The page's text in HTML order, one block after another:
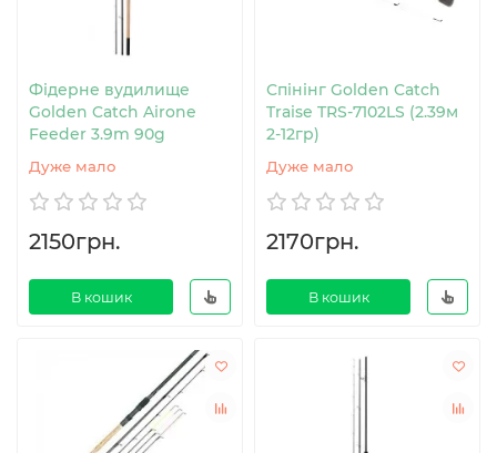
Фідерне вудилище
Golden Catch Airone
Feeder 3.9m 90g
Дуже мало
2150грн.
В кошик
Спінінг Golden Catch
Traise TRS-7102LS (2.39м
2-12гр)
Дуже мало
2170грн.
В кошик